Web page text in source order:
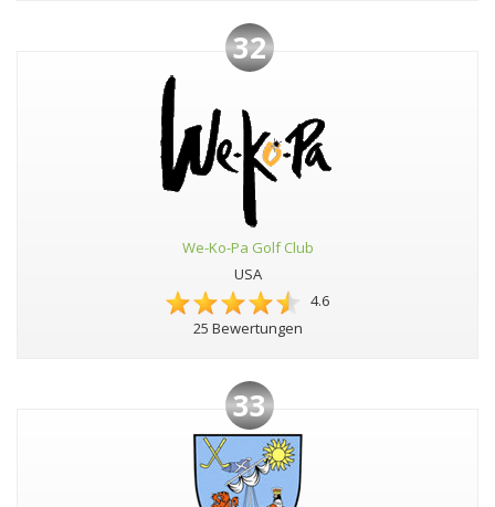
32
We-Ko-Pa Golf Club
USA
4.6
25 Bewertungen
33